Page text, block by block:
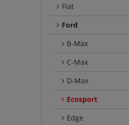
Fiat
Ford
B-Max
C-Max
D-Max
Ecosport
Edge